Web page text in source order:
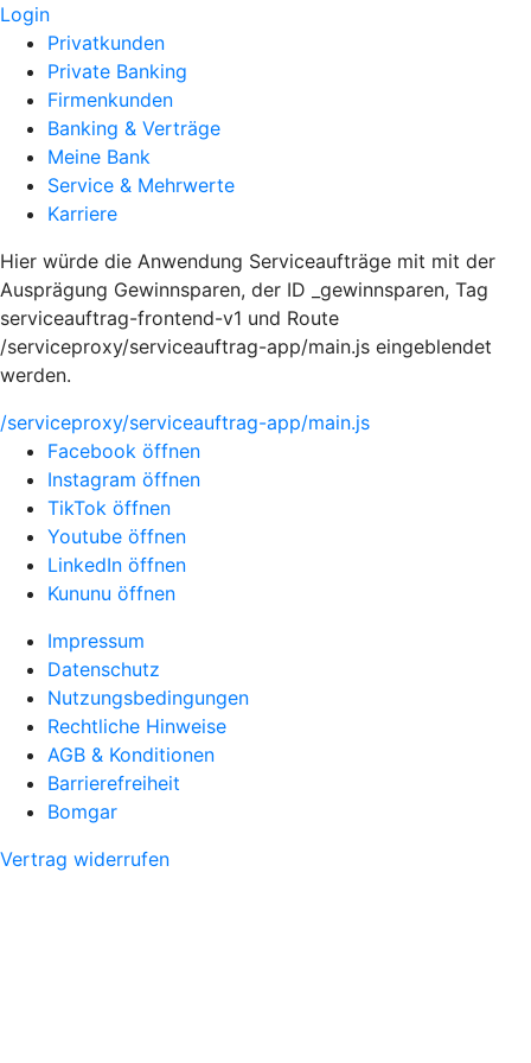
Login
Privatkunden
Private Banking
Firmenkunden
Banking & Verträge
Meine Bank
Service & Mehrwerte
Karriere
Hier würde die Anwendung Serviceaufträge mit mit der
Ausprägung Gewinnsparen, der ID _gewinnsparen, Tag
serviceauftrag-frontend-v1 und Route
/serviceproxy/serviceauftrag-app/main.js eingeblendet
werden.
/serviceproxy/serviceauftrag-app/main.js
Facebook öffnen
Instagram öffnen
TikTok öffnen
Youtube öffnen
LinkedIn öffnen
Kununu öffnen
Impressum
Datenschutz
Nutzungsbedingungen
Rechtliche Hinweise
AGB & Konditionen
Barrierefreiheit
Bomgar
Vertrag widerrufen